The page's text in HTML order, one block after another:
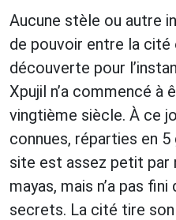
Aucune stèle ou autre
de pouvoir entre la cité
découverte pour
Xpujil n’a commencé à
vingtième siècle. À ce
connues, réparties en
site est assez petit par
mayas, mais n’a pas
secrets. La cité tire son